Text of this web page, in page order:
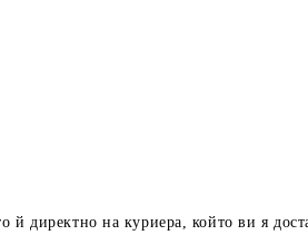
й директно на куриера, който ви я